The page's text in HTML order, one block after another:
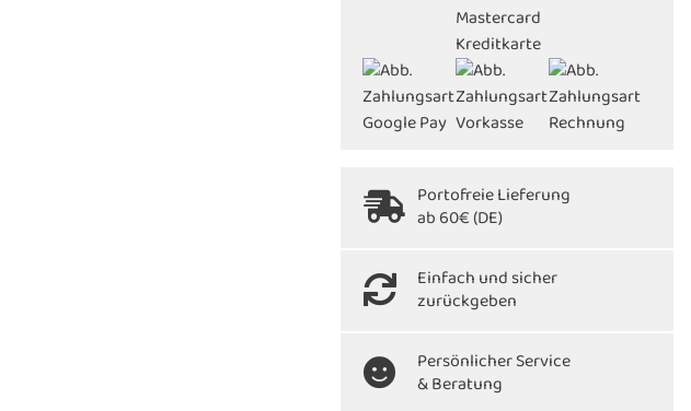
Portofreie Lieferung
ab 60€ (DE)
Einfach und sicher
zurückgeben
Persönlicher Service
& Beratung